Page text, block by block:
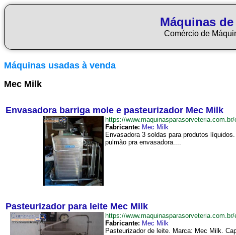
Máquinas
Comércio de
Máquinas usadas à venda
Mec Milk
Envasadora barriga mole e pasteurizador Mec Milk
https://
Fabricante: Mec Milk
Envasadora 3 soldas para produtos
pulmão pra envasadora....
Pasteurizador para leite Mec Milk
https://
Fabricante: Mec Milk
Pasteurizador de leite. Marca: Mec Milk.